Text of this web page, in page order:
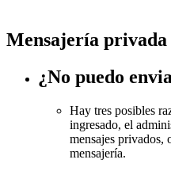
Mensajería privada
¿No puedo
Hay tres posibles
ingresado, el
mensajes privados,
mensajería.